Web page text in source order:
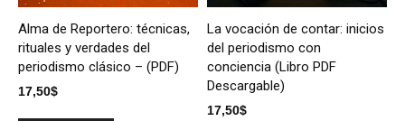
Alma de Reportero: técnicas,
rituales y verdades del
periodismo clásico – (PDF)
17,50$
La vocación de contar: inicios
del periodismo con
conciencia (Libro PDF
Descargable)
17,50$